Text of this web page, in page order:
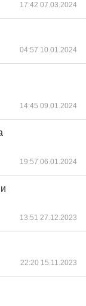
17:42 07.03.2024
04:57 10.01.2024
14:45 09.01.2024
19:57 06.01.2024
13:51 27.12.2023
22:20 15.11.2023